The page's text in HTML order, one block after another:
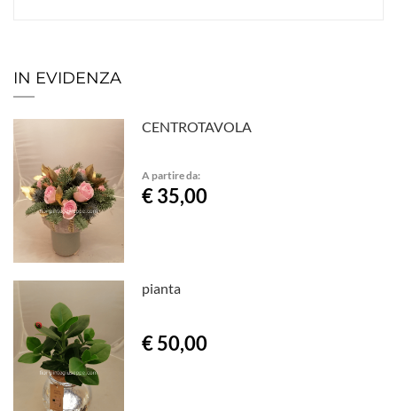
IN EVIDENZA
CENTROTAVOLA
A partire da:
€ 35,00
pianta
€ 50,00